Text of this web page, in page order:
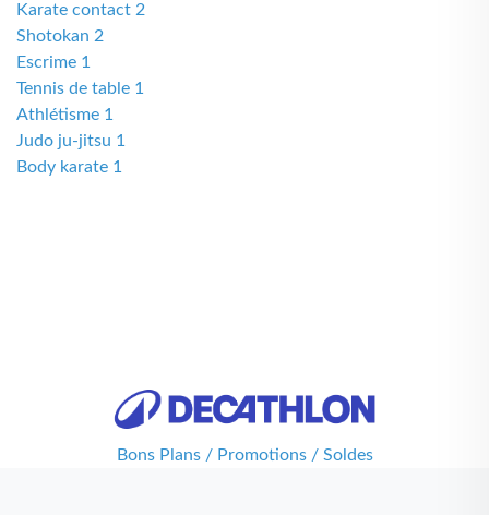
Karate contact 2
Shotokan 2
Escrime 1
Tennis de table 1
Athlétisme 1
Judo ju-jitsu 1
Body karate 1
Bons Plans / Promotions / Soldes